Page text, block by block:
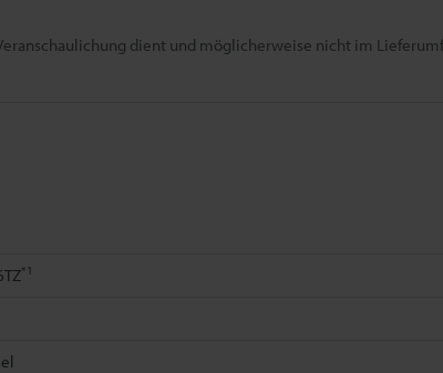
dient und möglicherweise nicht im
*1